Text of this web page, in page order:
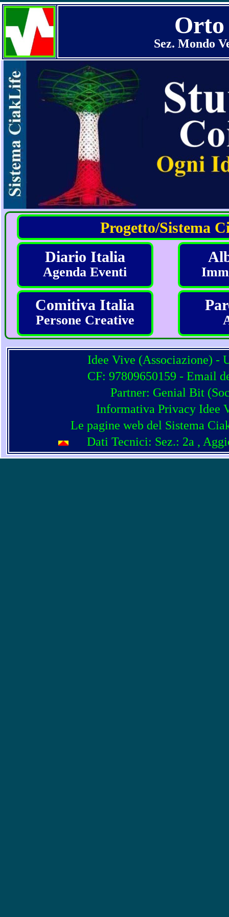
Orto
Sez. Mondo
Progetto/Sistema
Diario Italia
Agenda Eventi
Comitiva Italia
Persone Creative
Idee Vive (Associazione) -
CF: 97809650159 - Email
Partner: Genial Bit (
Informativa Privacy Idee
Le pagine web del Sistema
Dati Tecnici: Sez.: 2a ,